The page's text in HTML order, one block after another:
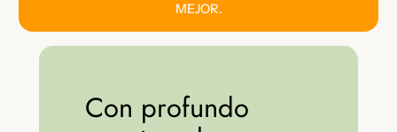
MEJOR.
Con profundo